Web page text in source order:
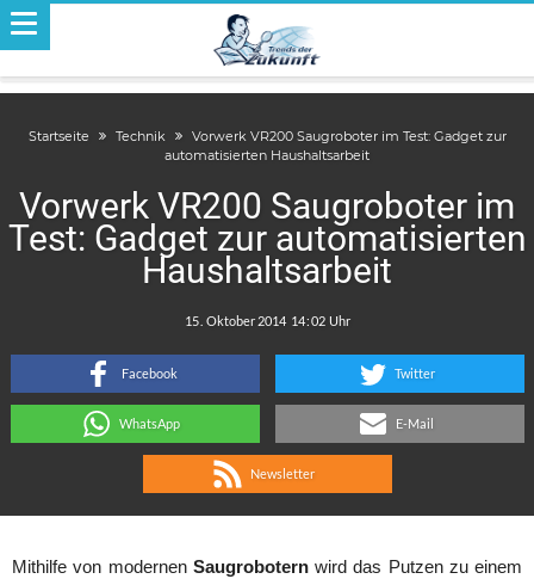
Startseite Technik
Vorwerk VR200 Saugroboter im Test: Gadget zur
automatisierten Haushaltsarbeit
Vorwerk VR200 Saugroboter im
Test: Gadget zur automatisierten
Haushaltsarbeit
:
Facebook Twitter
WhatsApp E-Mail
Newsletter
Mithilfe von modernen Saugroboternwird das Putzen zu einem